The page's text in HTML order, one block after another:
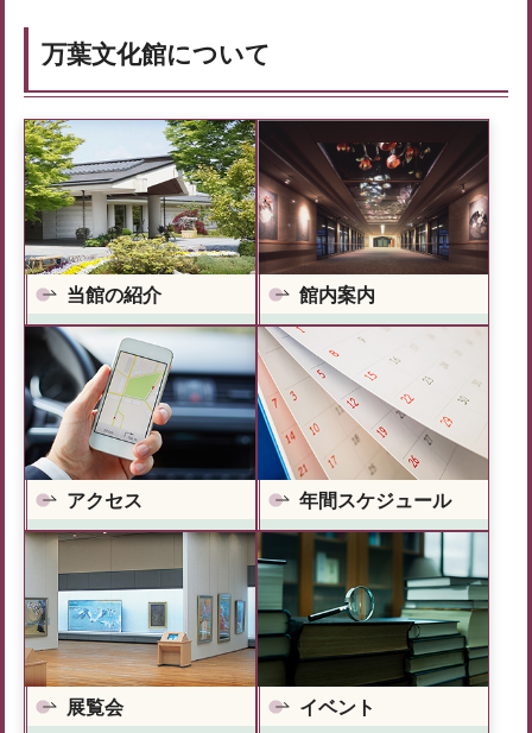
万葉文化館について
当館の紹介 館内案内
アクセス 年間スケジュール
展覧会 イベント